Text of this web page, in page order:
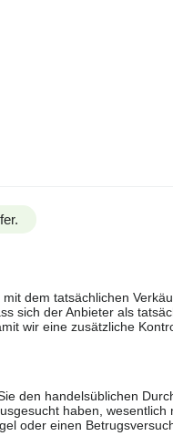
dem tatsächlichen
sich der Anbieter als
wir eine zusätzliche
den handelsüblichen
haben, wesentlich
oder einen